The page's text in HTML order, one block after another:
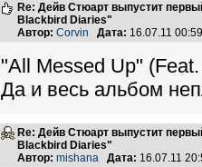
Re: Дейв Стюарт выпустит
Blackbird Diaries"
Автор: Corvin Дата: 16.07.11
"All Messed Up"
Да и весь альбом
Re: Дейв Стюарт выпустит
Blackbird Diaries"
Автор: mishana Дата: 16.07.11